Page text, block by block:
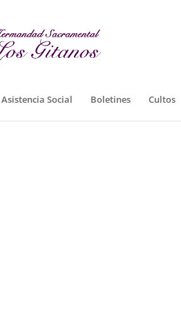
Asistencia Social Boletines Cultos